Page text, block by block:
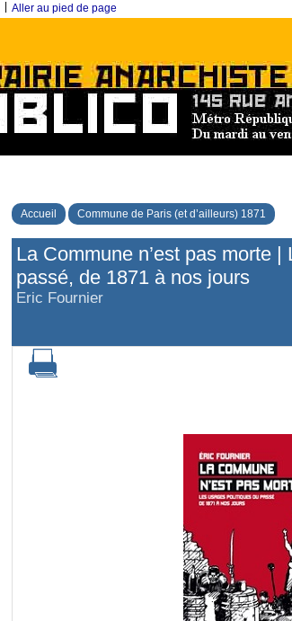
Aller au pied de page
Accueil Commune de Paris (et d’ailleurs) 1871
La Commune n’est pas morte
passé, de 1871 à nos jours
Eric Fournier